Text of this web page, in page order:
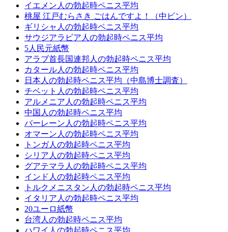
イエメン人の勃起時ペニス平均
桃屋 江戸むらさき ごはんですよ！（中ビン）
ギリシャ人の勃起時ペニス平均
サウジアラビア人の勃起時ペニス平均
5人民元紙幣
アラブ首長国連邦人の勃起時ペニス平均
カタール人の勃起時ペニス平均
日本人の勃起時ペニス平均（中島博士調査）
チベット人の勃起時ペニス平均
アルメニア人の勃起時ペニス平均
中国人の勃起時ペニス平均
バーレーン人の勃起時ペニス平均
オマーン人の勃起時ペニス平均
トンガ人の勃起時ペニス平均
シリア人の勃起時ペニス平均
グアテマラ人の勃起時ペニス平均
インド人の勃起時ペニス平均
トルクメニスタン人の勃起時ペニス平均
イタリア人の勃起時ペニス平均
20ユーロ紙幣
台湾人の勃起時ペニス平均
ハワイ人の勃起時ペニス平均